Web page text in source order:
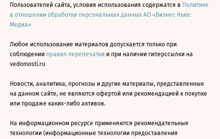
Пользователей сайта, условия использования содержатся в Политике
в отношении обработки персональных данных АО «Бизнес Ньюс
Медиа»
Любое использование материалов допускается только при
соблюдении правил перепечатки и при наличии гиперссылки на
vedomosti.ru
Новости, аналитика, прогнозы и другие материалы, представленные
на данном сайте, не являются офертой или рекомендацией к покупке
или продаже каких-либо активов.
На информационном ресурсе применяются рекомендательные
технологии (информационные технологии предоставления